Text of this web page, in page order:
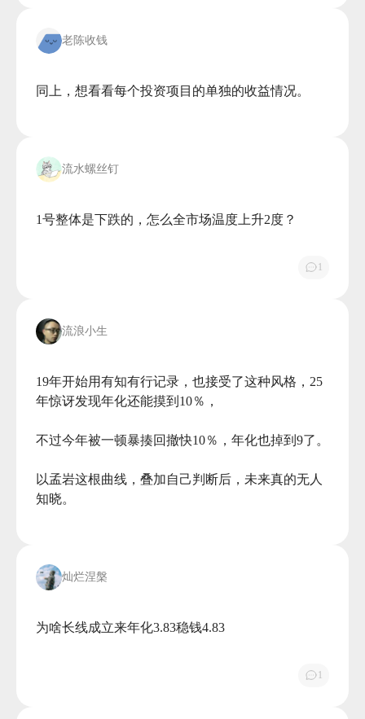
老陈收钱
同上，想看看每个投资项目的单独的收益情况。
流水螺丝钉
1号整体是下跌的，怎么全市场温度上升2度？
1
流浪小生
19年开始用有知有行记录，也接受了这种风格，25
年惊讶发现年化还能摸到10％，
不过今年被一顿暴揍回撤快10％，年化也掉到9了。
以孟岩这根曲线，叠加自己判断后，未来真的无人
知晓。
灿烂涅槃
为啥长线成立来年化3.83稳钱4.83
1